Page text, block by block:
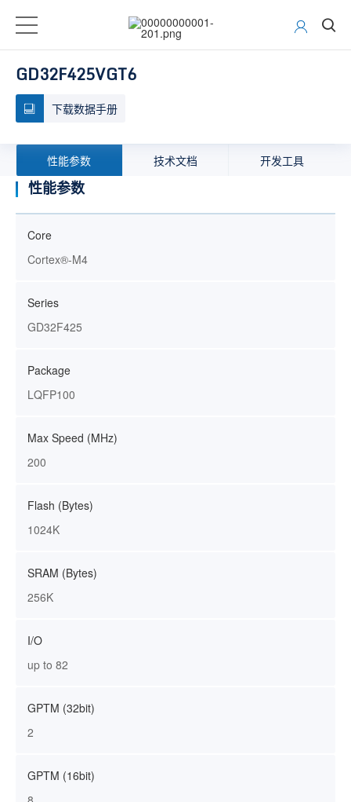
GD32F425VGT6
下载数据手册
性能参数 技术文档 开发工具
性能参数
Core
Cortex®-M4
Series
GD32F425
Package
LQFP100
Max Speed (MHz)
200
Flash (Bytes)
1024K
SRAM (Bytes)
256K
I/O
up to 82
GPTM (32bit)
2
GPTM (16bit)